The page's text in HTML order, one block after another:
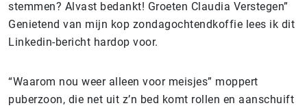
stemmen? Alvast bedankt! Groeten Claudia Verstegen”
Genietend van mijn kop zondagochtendkoffie lees ik dit
Linkedin-bericht hardop voor.
“Waarom nou weer alleen voor meisjes” moppert
puberzoon, die net uit z’n bed komt rollen en aanschuift